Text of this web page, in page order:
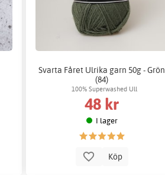
Svarta Fåret Ulrika garn 50g - Grön
(84)
100% Superwashed Ull
48 kr
I lager
Köp